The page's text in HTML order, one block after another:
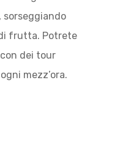
frutta. Potrete
dei tour
mezz’ora.